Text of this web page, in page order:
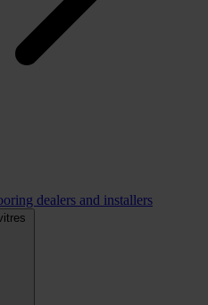
dealers and installers